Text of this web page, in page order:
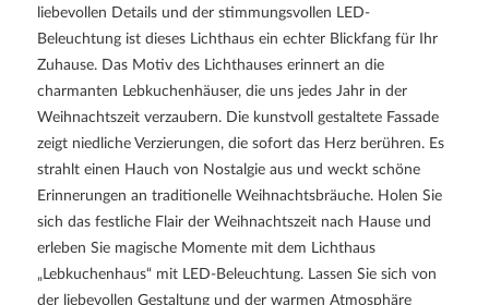
liebevollen Details und der stimmungsvollen LED-
Beleuchtung ist dieses Lichthaus ein echter Blickfang für Ihr
Zuhause. Das Motiv des Lichthauses erinnert an die
charmanten Lebkuchenhäuser, die uns jedes Jahr in der
Weihnachtszeit verzaubern. Die kunstvoll gestaltete Fassade
zeigt niedliche Verzierungen, die sofort das Herz berühren. Es
strahlt einen Hauch von Nostalgie aus und weckt schöne
Erinnerungen an traditionelle Weihnachtsbräuche. Holen Sie
sich das festliche Flair der Weihnachtszeit nach Hause und
erleben Sie magische Momente mit dem Lichthaus
„Lebkuchenhaus“ mit LED-Beleuchtung. Lassen Sie sich von
der liebevollen Gestaltung und der warmen Atmosphäre